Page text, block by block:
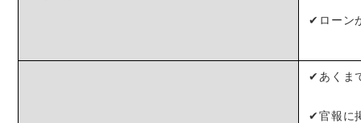
✔ローン
✔あくま
✔官報に